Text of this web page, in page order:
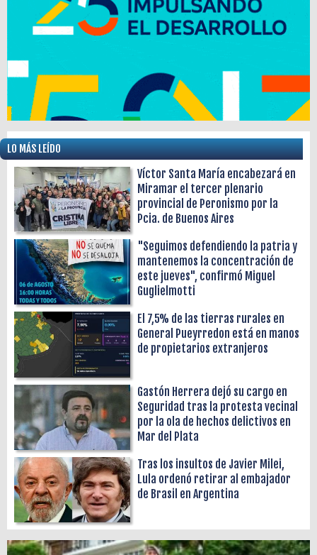
LO MÁS LEÍDO
Víctor Santa María encabezará en
Miramar el tercer plenario
provincial de Peronismo por la
Pcia. de Buenos Aires
"Seguimos defendiendo la patria y
mantenemos la concentración de
este jueves", confirmó Miguel
Guglielmotti
El 7,5% de las tierras rurales en
General Pueyrredon está en manos
de propietarios extranjeros
Gastón Herrera dejó su cargo en
Seguridad tras la protesta vecinal
por la ola de hechos delictivos en
Mar del Plata
Tras los insultos de Javier Milei,
Lula ordenó retirar al embajador
de Brasil en Argentina